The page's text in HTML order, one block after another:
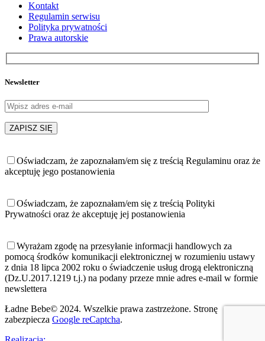
Kontakt
Regulamin serwisu
Polityka prywatności
Prawa autorskie
Newsletter
Oświadczam, że zapoznałam/em się z treścią Regulaminu oraz że
akceptuję jego postanowienia
Oświadczam, że zapoznałam/em się z treścią Polityki
Prywatności oraz że akceptuję jej postanowienia
Wyrażam zgodę na przesyłanie informacji handlowych za
pomocą środków komunikacji elektronicznej w rozumieniu ustawy
z dnia 18 lipca 2002 roku o świadczenie usług drogą elektroniczną
(Dz.U.2017.1219 t.j.) na podany przeze mnie adres e-mail w formie
newslettera
Ładne Bebe© 2024. Wszelkie prawa zastrzeżone. Stronę
zabezpiecza Google reCaptcha.